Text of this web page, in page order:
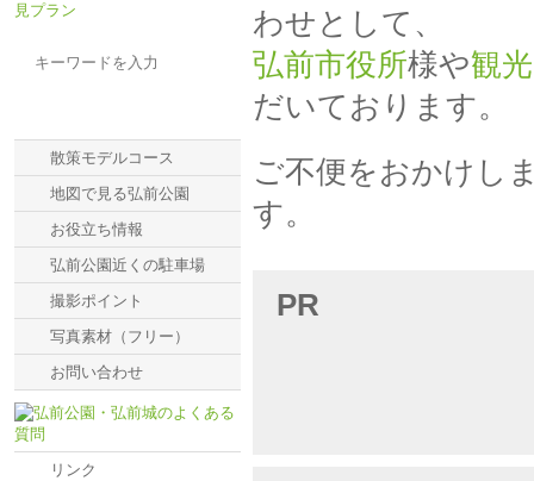
わせとして、
弘前市役所様や観
だいております。
ご不便をおかけし
す。
PR
散策モデルコース
地図で見る弘前公園
お役立ち情報
弘前公園近くの駐車場
撮影ポイント
写真素材（フリー）
お問い合わせ
リンク